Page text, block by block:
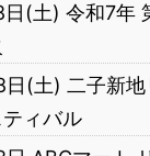
日(土) 令和7年
日(土) 二子新地
ティバル